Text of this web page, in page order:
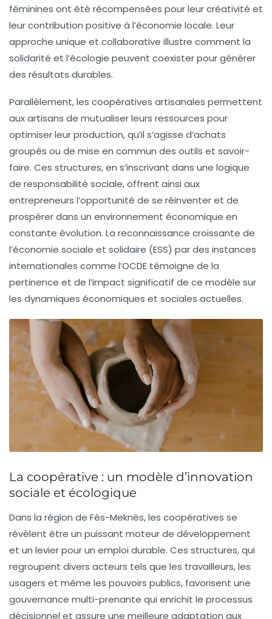
féminines ont été récompensées pour leur créativité et
leur contribution positive à l’économie locale. Leur
approche unique et collaborative illustre comment la
solidarité et l’écologie peuvent coexister pour générer
des résultats durables.
Parallèlement, les coopératives artisanales permettent
aux artisans de mutualiser leurs ressources pour
optimiser leur production, qu’il s’agisse d’achats
groupés ou de mise en commun des outils et savoir-
faire. Ces structures, en s’inscrivant dans une logique
de responsabilité sociale, offrent ainsi aux
entrepreneurs l’opportunité de se réinventer et de
prospérer dans un environnement économique en
constante évolution. La reconnaissance croissante de
l’économie sociale et solidaire (ESS) par des instances
internationales comme l’OCDE témoigne de la
pertinence et de l’impact significatif de ce modèle sur
les dynamiques économiques et sociales actuelles.
La coopérative : un modèle d’innovation
sociale et écologique
Dans la région de Fès-Meknès, les coopératives se
révèlent être un puissant moteur de développement
et un levier pour un emploi durable. Ces structures, qui
regroupent divers acteurs tels que les travailleurs, les
usagers et même les pouvoirs publics, favorisent une
gouvernance multi-prenante qui enrichit le processus
décisionnel et assure une meilleure adaptation aux